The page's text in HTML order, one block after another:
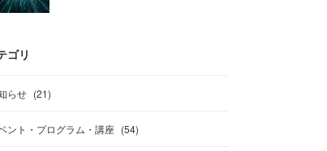
ゴリ
らせ (21)
ント・プログラム・講座 (54)